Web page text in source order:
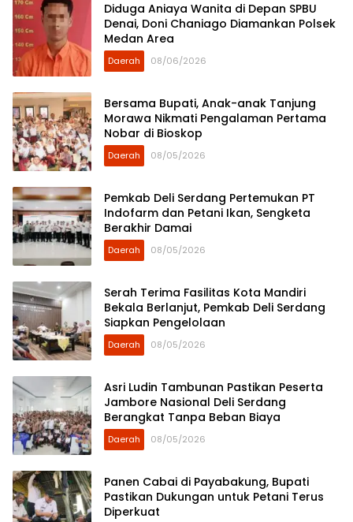
Diduga Aniaya Wanita di Depan SPBU
Denai, Doni Chaniago Diamankan Polsek
Medan Area
Daerah 08/06/2026
Bersama Bupati, Anak-anak Tanjung
Morawa Nikmati Pengalaman Pertama
Nobar di Bioskop
Daerah 08/05/2026
Pemkab Deli Serdang Pertemukan PT
Indofarm dan Petani Ikan, Sengketa
Berakhir Damai
Daerah 08/05/2026
Serah Terima Fasilitas Kota Mandiri
Bekala Berlanjut, Pemkab Deli Serdang
Siapkan Pengelolaan
Daerah 08/05/2026
Asri Ludin Tambunan Pastikan Peserta
Jambore Nasional Deli Serdang
Berangkat Tanpa Beban Biaya
Daerah 08/05/2026
Panen Cabai di Payabakung, Bupati
Pastikan Dukungan untuk Petani Terus
Diperkuat